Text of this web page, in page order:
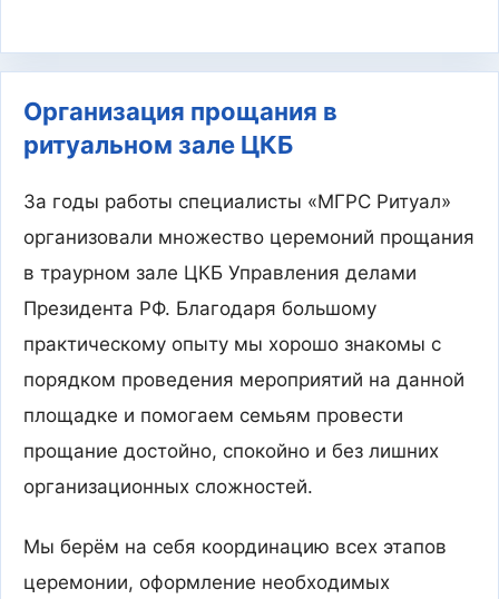
Организация прощания в
ритуальном зале ЦКБ
За годы работы специалисты «МГРС Ритуал»
организовали множество церемоний прощания
в траурном зале ЦКБ Управления делами
Президента РФ. Благодаря большому
практическому опыту мы хорошо знакомы с
порядком проведения мероприятий на данной
площадке и помогаем семьям провести
прощание достойно, спокойно и без лишних
организационных сложностей.
Мы берём на себя координацию всех этапов
церемонии, оформление необходимых